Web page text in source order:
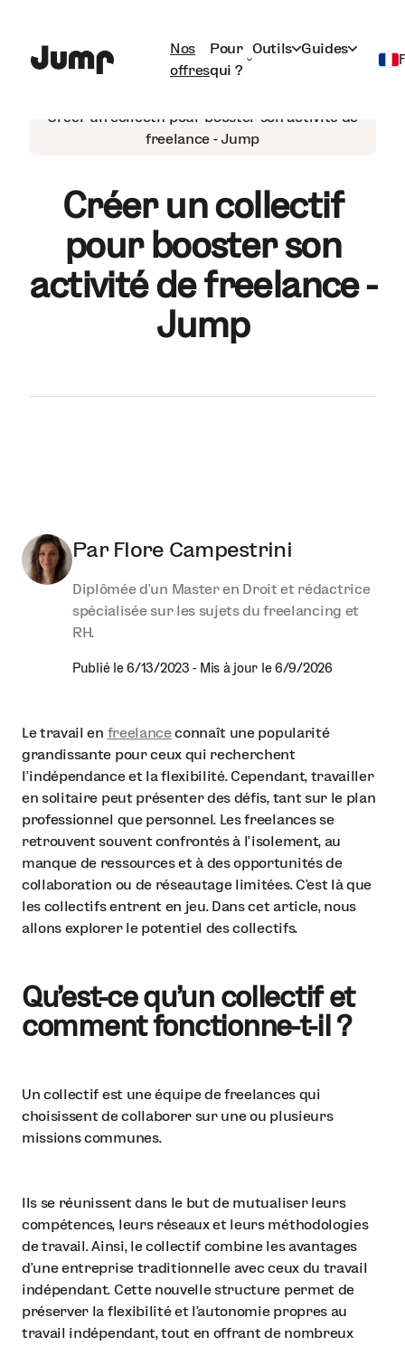
Nos
offres
Pour
qui ?
Outils Guides
Créer un collectif pour booster son activité de
freelance - Jump
Créer un collectif
pour booster son
activité de freelance -
Jump
Par Flore Campestrini
Diplômée d’un Master en Droit et rédactrice
spécialisée sur les sujets du freelancing et
RH.
Publié le 6/13/2023 - Mis à jour le 6/9/2026
Le travail en freelanceconnaît une popularité
grandissante pour ceux qui recherchent
l'indépendance et la flexibilité. Cependant, travailler
en solitaire peut présenter des défis, tant sur le plan
professionnel que personnel. Les freelances se
retrouvent souvent confrontés à l'isolement, au
manque de ressources et à des opportunités de
collaboration ou de réseautage limitées. C'est là que
les collectifs entrent en jeu. Dans cet article, nous
allons explorer le potentiel des collectifs.
Qu'est-ce qu'un collectif et
comment fonctionne-t-il ?
Un collectif est une équipe de freelances qui
choisissent de collaborer sur une ou plusieurs
missions communes.
Ils se réunissent dans le but de mutualiser leurs
compétences, leurs réseaux et leurs méthodologies
de travail. Ainsi, le collectif combine les avantages
d'une entreprise traditionnelle avec ceux du travail
indépendant. Cette nouvelle structure permet de
préserver la flexibilité et l'autonomie propres au
travail indépendant, tout en offrant de nombreux